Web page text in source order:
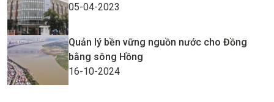
05-04-2023
Quản lý bền vững nguồn nước cho Đồng
bằng sông Hồng
16-10-2024